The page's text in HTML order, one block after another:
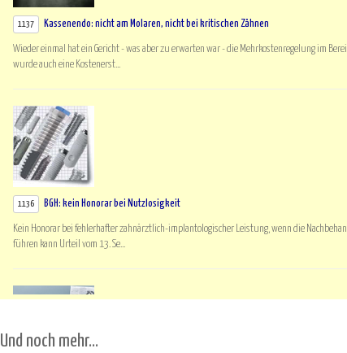
1137 Kassenendo: nicht am Molaren, nicht bei kritischen Zähnen
Wieder einmal hat ein Gericht - was aber zu erwarten war - die Mehrkostenregelung im
wurde auch eine Kostenerst...
1136 BGH: kein Honorar bei Nutzlosigkeit
Kein Honorar bei fehlerhafter zahnärztlich-implantologischer Leistung, wenn die
führen kann Urteil vom 13. Se...
Und noch mehr...